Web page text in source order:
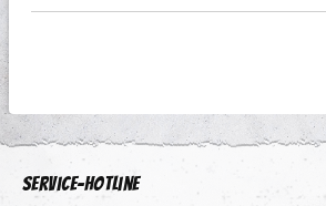
Service-Hotline